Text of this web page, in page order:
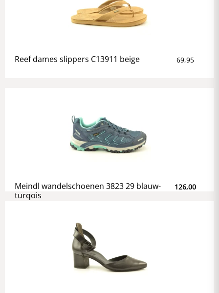
Reef dames slippers C13911 beige 69,95
Meindl wandelschoenen 3823 29 blauw-
turqois
126,00